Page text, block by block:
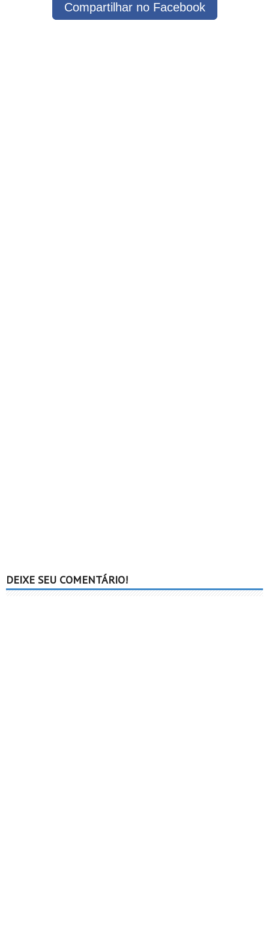
Compartilhar no Facebook
DEIXE SEU COMENTÁRIO!